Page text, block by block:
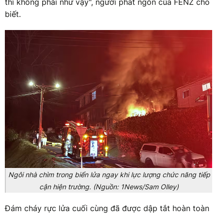
biết.
Ngôi nhà chìm trong biển lửa ngay khi lực lượng chức năng tiếp
cận hiện trường. (Nguồn: 1News/Sam Olley)
Đám cháy rực lửa cuối cùng đã được dập tắt hoàn toàn